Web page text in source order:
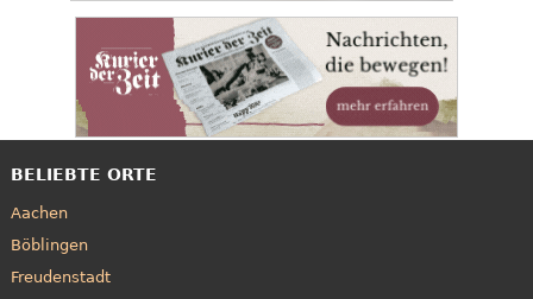
BELIEBTE ORTE
Aachen
Böblingen
Freudenstadt